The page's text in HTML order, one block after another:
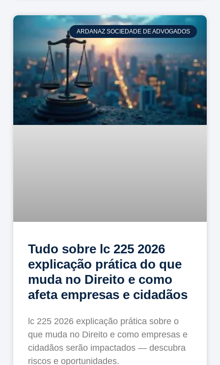
ARDANAZ SOCIEDADE DE ADVOGADOS
Tudo sobre lc 225 2026
explicação prática do que
muda no Direito e como
afeta empresas e cidadãos
lc 225 2026 explicação prática sobre o
que muda no Direito e como empresas e
cidadãos serão impactados — descubra
riscos e oportunidades.